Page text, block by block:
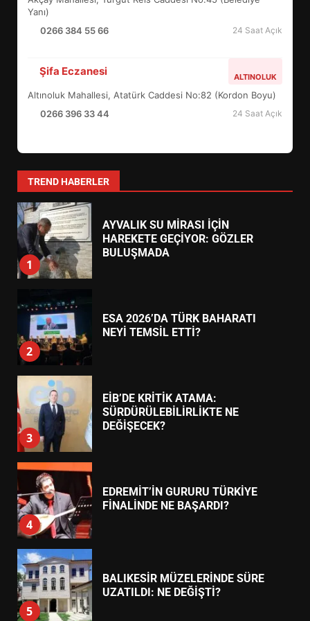
Yanı)
0266 384 55 66
24 Saat Açık
Şifa Eczanesi ALTINOLUK
Altınoluk Mahallesi, Atatürk Caddesi No:82 (Kordon Boyu)
0266 396 33 44
24 Saat Açık
TREND HABERLER
5
6
TURNUVASI KAYITLARI NEYİ
DEĞİŞTİRİYOR?
7
YENİ YÖNETİM NASIL
1
AYVALIK SU MİRASI İÇİN
HAREKETE GEÇİYOR: GÖZLER
BULUŞMADA
2
ESA 2026’DA TÜRK BAHARATI
NEYİ TEMSİL ETTİ?
3
EİB’DE KRİTİK ATAMA:
SÜRDÜRÜLEBİLİRLİKTE NE
DEĞİŞECEK?
4
EDREMİT’İN GURURU TÜRKİYE
FİNALİNDE NE BAŞARDI?
5
BALIKESİR MÜZELERİNDE SÜRE
UZATILDI: NE DEĞİŞTİ?